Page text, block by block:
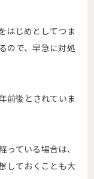
はじめとしてつま
ので、早急に対処
前後とされていま
っている場合は、
しておくことも大